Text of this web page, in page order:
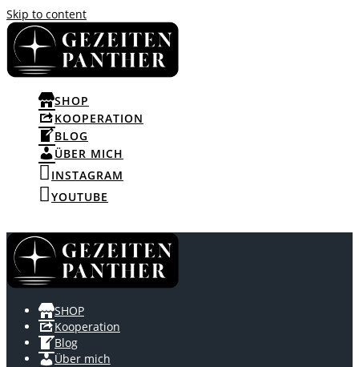
Skip to content
SHOP
KOOPERATION
BLOG
ÜBER MICH
INSTAGRAM
YOUTUBE
SHOP
Kooperation
Blog
Über mich